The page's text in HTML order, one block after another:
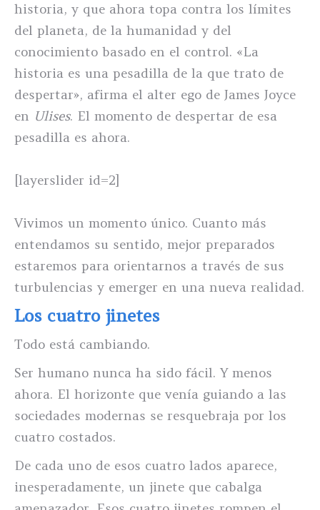
historia, y que ahora topa contra los límites
del planeta, de la humanidad y del
conocimiento basado en el control. «La
historia es una pesadilla de la que trato de
despertar», afirma el alter ego de James Joyce
en Ulises. El momento de despertar de esa
pesadilla es ahora.
[layerslider id=2]
Vivimos un momento único. Cuanto más
entendamos su sentido, mejor preparados
estaremos para orientarnos a través de sus
turbulencias y emerger en una nueva realidad.
Los cuatro jinetes
Todo está cambiando.
Ser humano nunca ha sido fácil. Y menos
ahora. El horizonte que venía guiando a las
sociedades modernas se resquebraja por los
cuatro costados.
De cada uno de esos cuatro lados aparece,
inesperadamente, un jinete que cabalga